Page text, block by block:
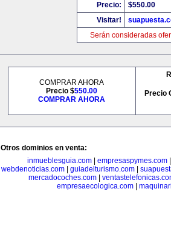
Precio:
$550.00
Visitar!
Serán consideradas
COMPRAR AHORA
Precio $550.00
COMPRAR AHORA
Precio
Otros dominios en venta:
inmueblesguia.com| empresaspymes.com
webdenoticias.com
guiadelturismo.com
mercadocoches.com|
empresaecologica.com